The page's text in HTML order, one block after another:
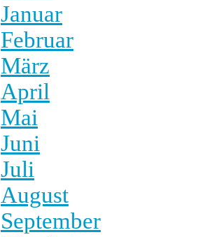
Januar
Februar
März
April
Mai
Juni
Juli
August
September